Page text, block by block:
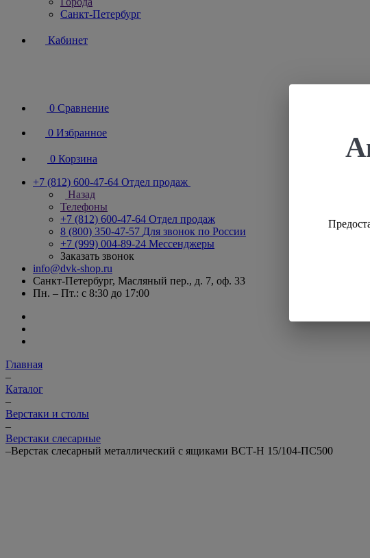
Санкт-Петербург
Кабинет
0 Сравнение
0 Избранное
0 Корзина
+7 (812) 600-47-64 Отдел продаж
Назад
Телефоны
+7 (812) 600-47-64 Отдел продаж
8 (800) 350-47-57 Для звонок по России
+7 (999) 004-89-24 Мессенджеры
Заказать звонок
info@dvk-shop.ru
Санкт-Петербург, Масляный пер., д. 7, оф. 33
Пн. – Пт.: с 8:30 до 17:00
Главная
–
Каталог
–
Верстаки и столы
–
Верстаки слесарные
–Верстак слесарный металлический с ящиками ВСТ-Н 15/104-ПС500